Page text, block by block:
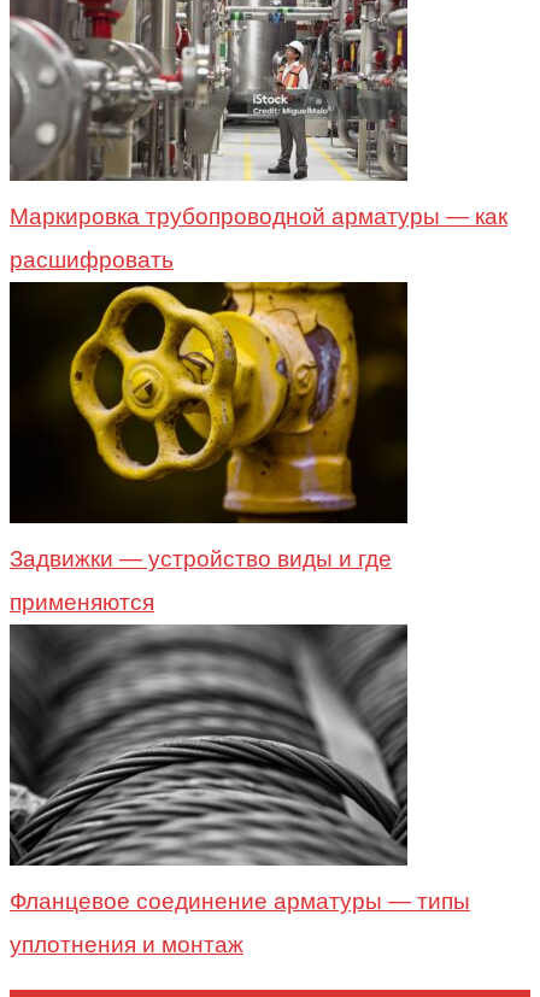
Маркировка трубопроводной арматуры — как
расшифровать
Задвижки — устройство виды и где
применяются
Фланцевое соединение арматуры — типы
уплотнения и монтаж